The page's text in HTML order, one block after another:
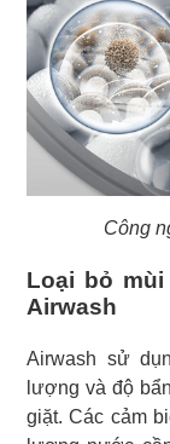
Công
Loại bỏ
Airwash
Airwash sử
lượng và độ
giặt. Các cảm